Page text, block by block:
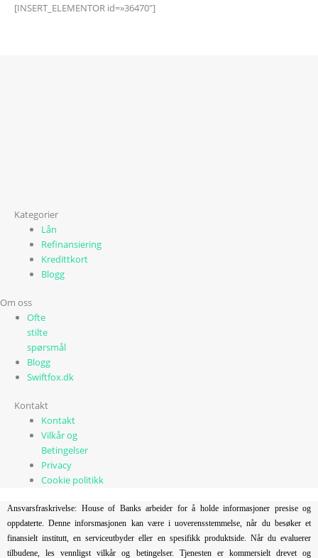
[INSERT_ELEMENTOR id=»36470″]
Kategorier
Lån
Refinansiering
Kredittkort
Blogg
Om oss
Ofte
stilte
spørsmål
Blogg
Swiftfox.dk
Kontakt
Kontakt
Vilkår og
Betingelser
Privacy
Cookie politikk
Ansvarsfraskrivelse: House of Banks arbeider for å holde informasjoner presise og
oppdaterte. Denne inforsmasjonen kan være i uoverensstemmelse, når du besøker et
finansielt institutt, en serviceutbyder eller en spesifikk produktside. Når du evaluerer
tilbudene, les vennligst vilkår og betingelser. Tjenesten er kommersielt drevet og